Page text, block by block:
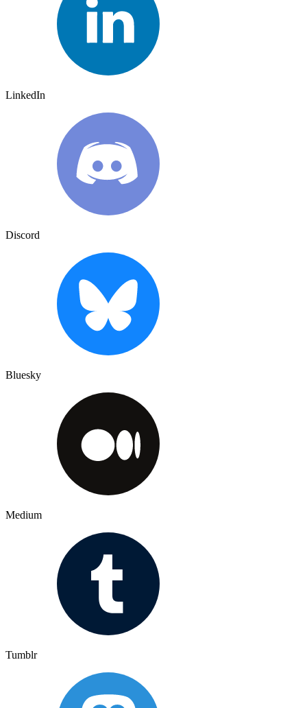
LinkedIn
Discord
Bluesky
Medium
Tumblr